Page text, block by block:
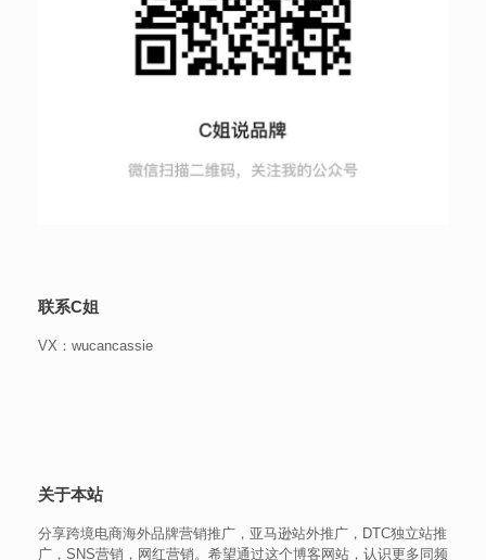
联系C姐
VX：wucancassie
关于本站
分享跨境电商海外品牌营销推广，亚马逊站外推广，DTC独立站推
广，SNS营销，网红营销。希望通过这个博客网站，认识更多同频